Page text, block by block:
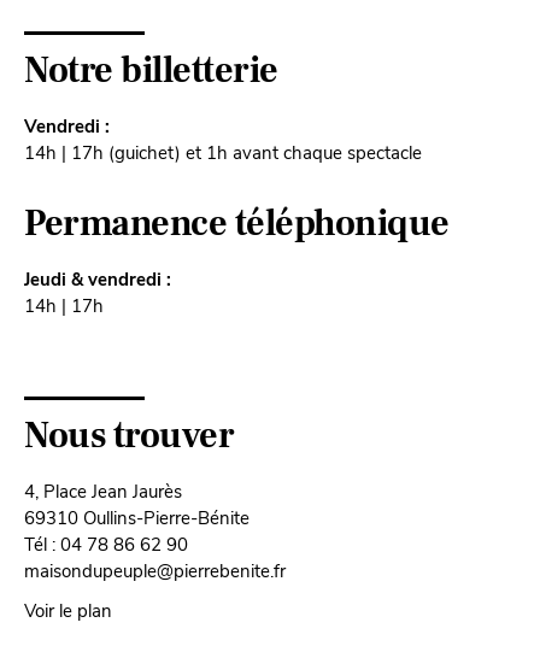
Notre billetterie
Vendredi :
14h | 17h (guichet) et 1h avant chaque spectacle
Permanence téléphonique
Jeudi & vendredi :
14h | 17h
Nous trouver
4, Place Jean Jaurès
69310 Oullins-Pierre-Bénite
Tél : 04 78 86 62 90
maisondupeuple@pierrebenite.fr
Voir le plan